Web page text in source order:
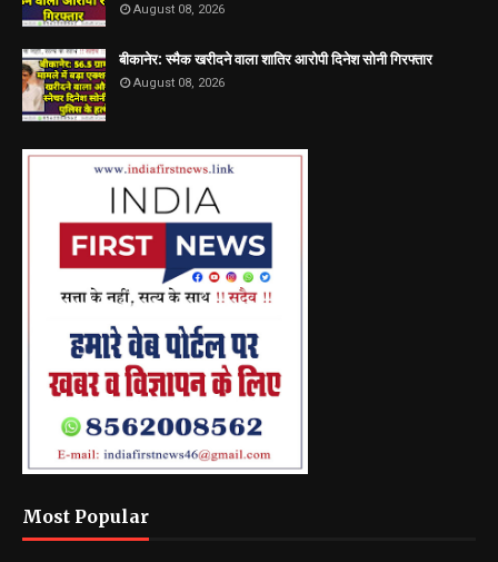
August 08, 2026
बीकानेर: स्मैक खरीदने वाला शातिर आरोपी दिनेश सोनी गिरफ्तार
August 08, 2026
Most Popular